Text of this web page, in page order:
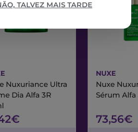
TALVEZ MAIS TARDE
Nuxuriance Ultra
Dia Alfa 3R
NUXE
Nuxe
Sérum
73,56€